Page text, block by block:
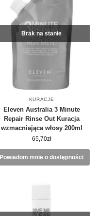
Brak na stanie
KURACJE
Eleven Australia 3 Minute
Repair Rinse Out Kuracja
wzmacniająca włosy 200ml
65,70zł
Powiadom mnie o dostępności